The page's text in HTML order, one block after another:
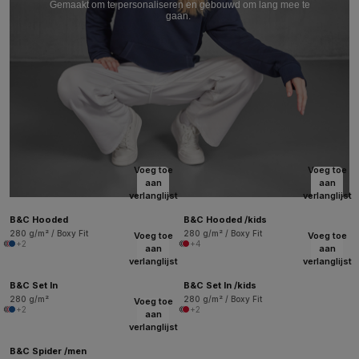
Gemaakt om te personaliseren en gebouwd om lang mee te
gaan.
Voeg toe
aan
verlanglijst
B&C Hooded
280 g/m² / Boxy Fit
+2
Voeg toe
aan
verlanglijst
B&C Hooded /kids
280 g/m² / Boxy Fit
+4
Voeg toe
aan
verlanglijst
B&C Set In
280 g/m²
+2
Voeg toe
aan
verlanglijst
B&C Set In /kids
280 g/m² / Boxy Fit
+2
Voeg toe
aan
verlanglijst
B&C Spider /men